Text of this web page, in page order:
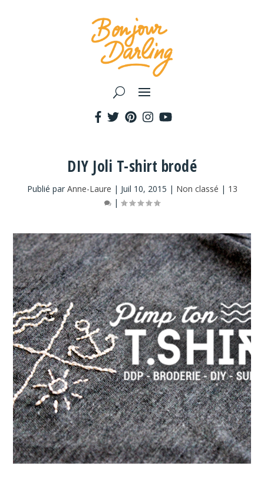
DIY Joli T-shirt brodé
Publié par Anne-Laure | Juil 10, 2015 | Non classé | 13
|